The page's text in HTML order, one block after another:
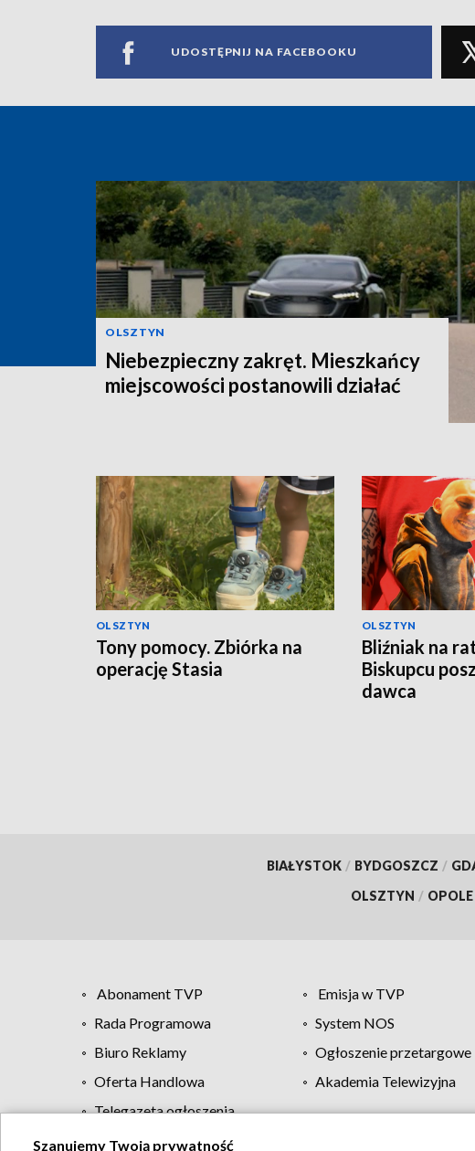
UDOSTĘPNIJ NA FACEBOOKU
OLSZTYN
Niebezpieczny zakręt. Mieszkańcy
miejscowości postanowili działać
OLSZTYN
Tony pomocy. Zbiórka na
operację Stasia
OLSZTYN
Bliźniak na
Biskupcu
dawca
BIAŁYSTOK / BYDGOSZCZ /
OLSZTYN / OPOLE
Abonament TVP Emisja w TVP
Rada Programowa
System NOS
Biuro Reklamy
Ogłoszenie przetargowe
Oferta Handlowa
Akademia Telewizyjna
Telegazeta ogłoszenia
Szanujemy Twoją prywatność